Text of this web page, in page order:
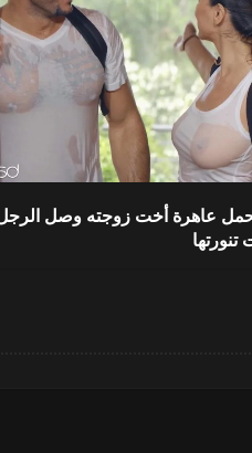
عاهرة أخت زوجته وصل